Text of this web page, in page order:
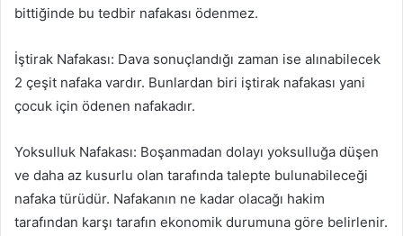
bittiğinde bu tedbir nafakası ödenmez.
İştirak Nafakası: Dava sonuçlandığı zaman ise alınabilecek
2 çeşit nafaka vardır. Bunlardan biri iştirak nafakası yani
çocuk için ödenen nafakadır.
Yoksulluk Nafakası: Boşanmadan dolayı yoksulluğa düşen
ve daha az kusurlu olan tarafında talepte bulunabileceği
nafaka türüdür. Nafakanın ne kadar olacağı hakim
tarafından karşı tarafın ekonomik durumuna göre belirlenir.